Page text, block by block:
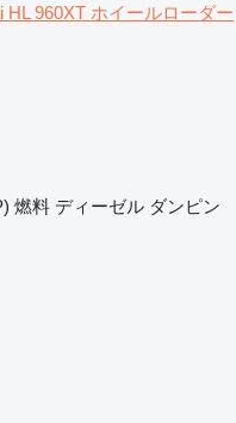
HL 960XT ホイールローダー
燃料 ディーゼル ダンピン